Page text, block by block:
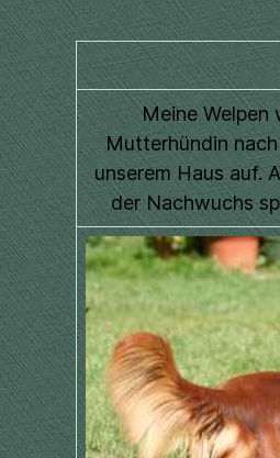
Meine Welpen
Mutterhündin
unserem Haus auf.
der Nachwuchs